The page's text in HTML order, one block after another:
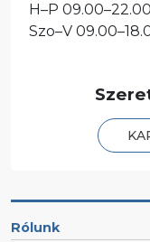
H–P 09.00–22.00
Szo–V
Rólunk